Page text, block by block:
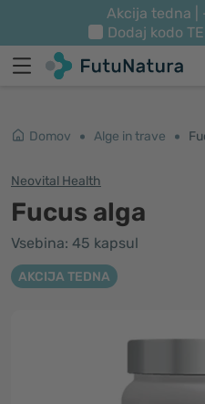
Akcija tedna |
Dodaj kodo
Domov Alge in trave
Neovital Health
Fucus alga
Vsebina: 45 kapsul
AKCIJA TEDNA